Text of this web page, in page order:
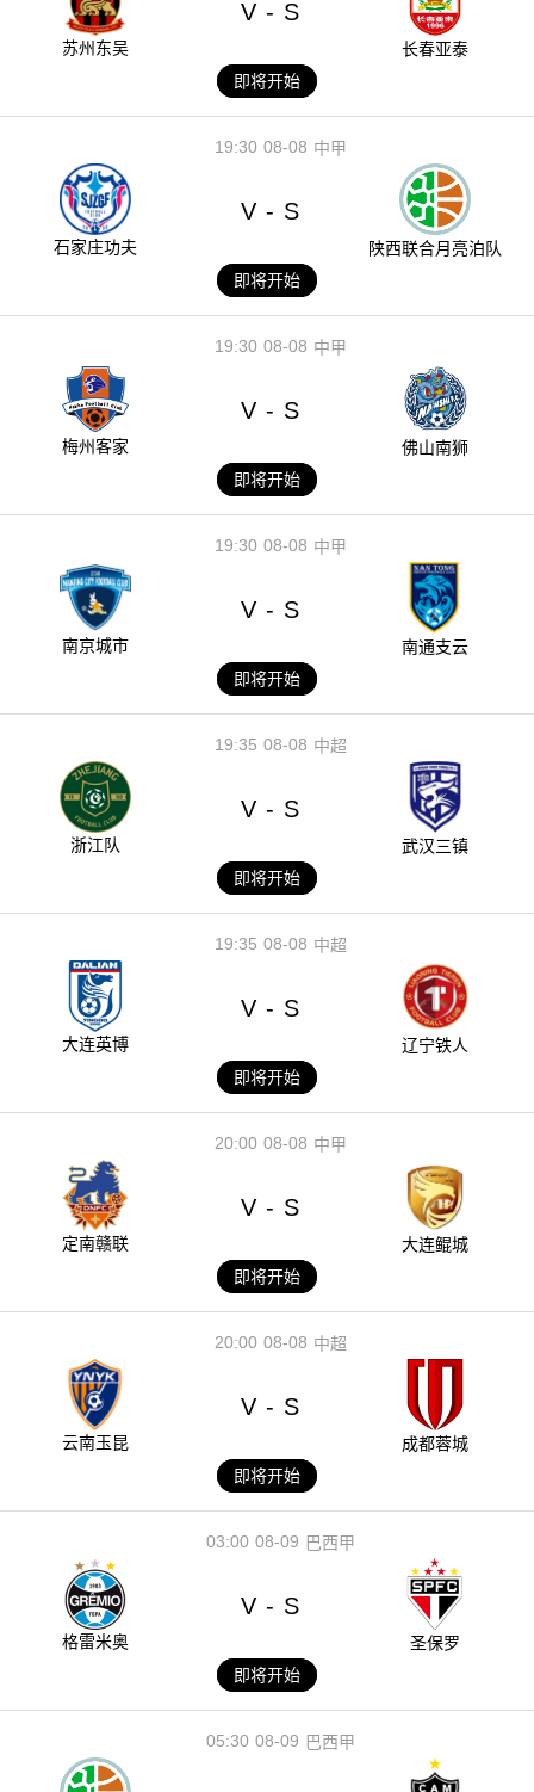
苏州东吴
V - S
长春亚泰
即将开始
08-08
19:30 中甲
石家庄功夫
V - S
陕西联合月亮泊队
即将开始
08-08
19:30 中甲
梅州客家
V - S
佛山南狮
即将开始
08-08
19:30 中甲
南京城市
V - S
南通支云
即将开始
08-08
19:35 中超
浙江队
V - S
武汉三镇
即将开始
08-08
19:35 中超
大连英博
V - S
辽宁铁人
即将开始
08-08
20:00 中甲
定南赣联
V - S
大连鲲城
即将开始
08-08
20:00 中超
云南玉昆
V - S
成都蓉城
即将开始
08-09
03:00 巴西甲
格雷米奥
V - S
圣保罗
即将开始
08-09
05:30 巴西甲